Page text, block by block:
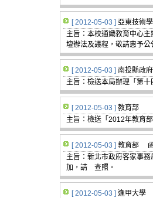
[ 2012-05-03 ] 亞東技術
主旨：本校通識教育中心
壇辦法及議程，敬請惠予
[ 2012-05-03 ] 南投縣政
主旨：檢送本局辦理「第
[ 2012-05-03 ] 教育部
主旨：檢送「2012年教育
[ 2012-05-03 ] 教育部
主旨：新北市政府客家事
加，請 查照。
[ 2012-05-03 ] 逢甲大學